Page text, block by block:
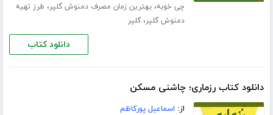
چی خوبه،بهترین زمان مصرف دمنوش گلپر، طرز تهیه
دمنوش گلپر،گلپر
دانلود کتاب
دانلود کتاب رزماری؛ چاشنی مسکن
از: اسماعیل پورکاظم